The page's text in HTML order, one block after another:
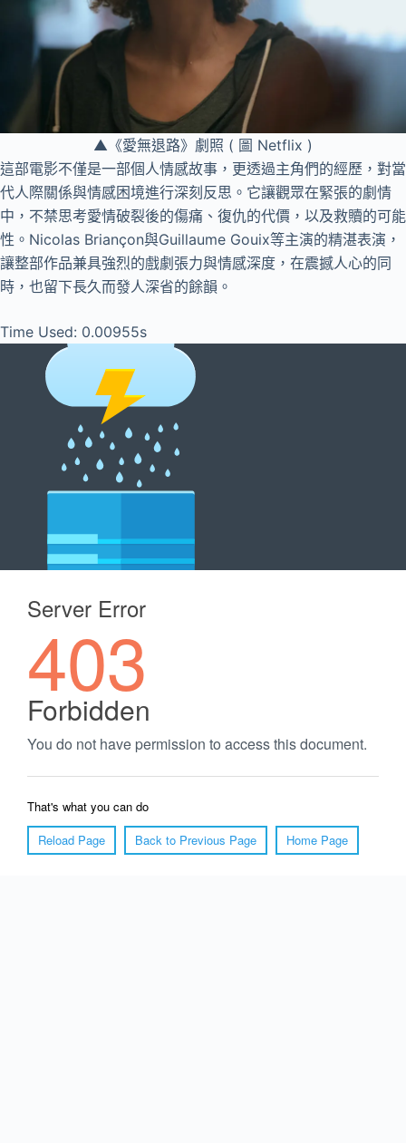
▲《愛無退路》劇照 ( 圖 Netflix )
這部電影不僅是一部個人情感故事，更透過主角們的經歷，對當
代人際關係與情感困境進行深刻反思。它讓觀眾在緊張的劇情
中，不禁思考愛情破裂後的傷痛、復仇的代價，以及救贖的可能
性。Nicolas Briançon與Guillaume Gouix等主演的精湛表演，
讓整部作品兼具強烈的戲劇張力與情感深度，在震撼人心的同
時，也留下長久而發人深省的餘韻。
Time Used: 0.00955s